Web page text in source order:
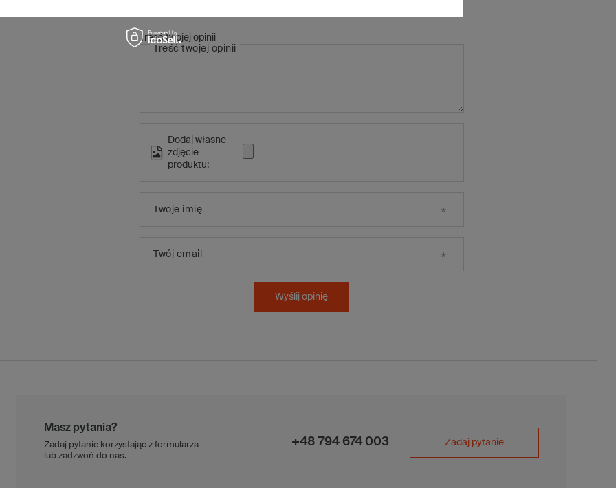
Treść twojej opinii
Treść twojej opinii
Dodaj własne
zdjęcie
produktu:
Twoje imię
Twój email
Wyślij opinię
Masz pytania?
Zadaj pytanie korzystając z formularza
lub zadzwoń do nas.
+48 794 674 003 Zadaj pytanie